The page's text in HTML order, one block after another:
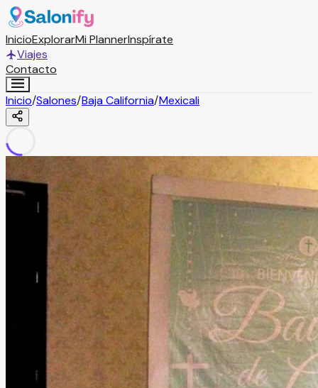
InicioExplorarMi PlannerInspírate
Viajes
Contacto
Inicio/Salones/Baja California/Mexicali